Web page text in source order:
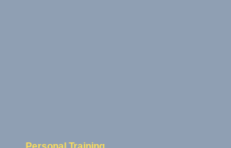
Personal Training